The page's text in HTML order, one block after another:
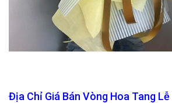
Địa Chỉ Giá Bán Vòng Hoa Tang Lễ